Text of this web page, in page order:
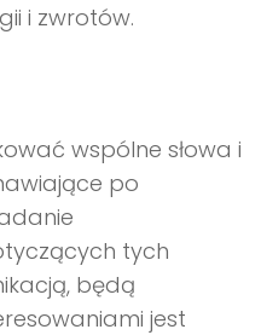
i zwrotów.
wspólne słowa i
po
tych
będą
jest